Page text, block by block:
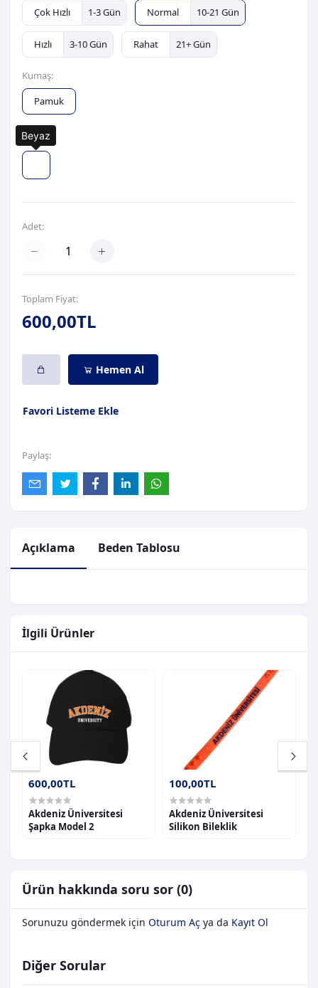
Çok Hızlı
1-3 Gün Normal 10-21 Gün
Hızlı 3-10 Gün Rahat 21+ Gün
Kumaş:
Pamuk
Renk:
Adet:
Toplam Fiyat:
600,00TL
Hemen Al
Favori Listeme Ekle
Paylaş:
Açıklama Beden Tablosu
İlgili Ürünler
600,00TL
Akdeniz Üniversitesi
Şapka Model 2
100,00TL
Akdeniz Üniversitesi
Silikon Bileklik
Ürün hakkında soru sor (0)
Sorunuzu göndermek için Oturum Aç ya da Kayıt Ol
Diğer Sorular
Beyaz